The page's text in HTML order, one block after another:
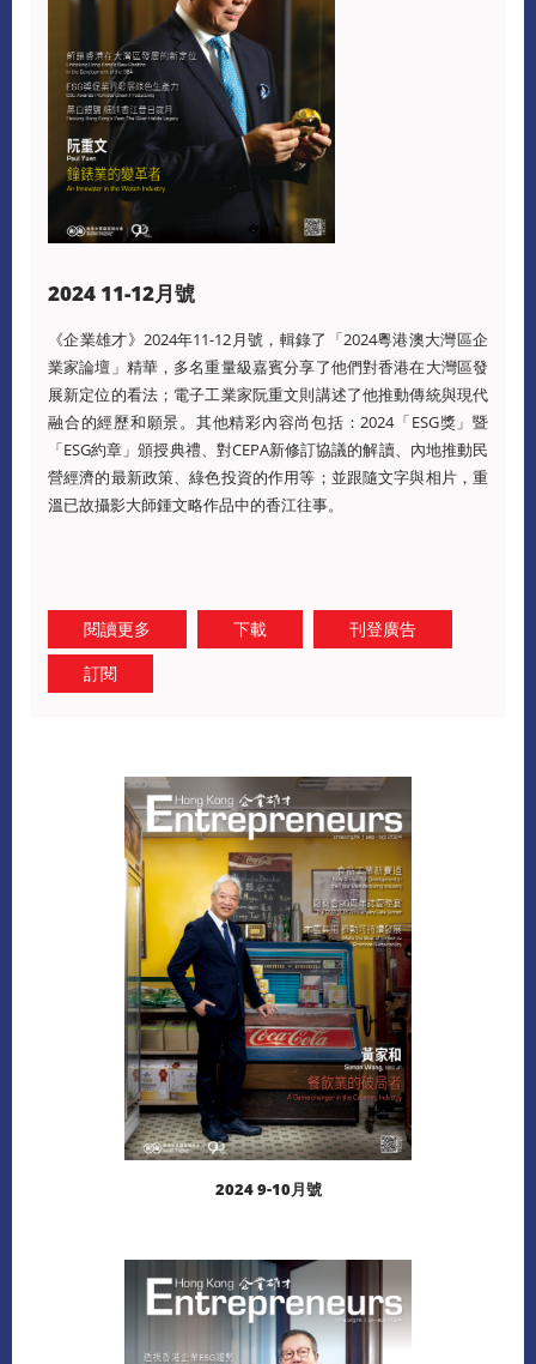
2024 11-12月號
《企業雄才》2024年11-12月號，輯錄了「2024粵港澳大灣區企
業家論壇」精華，多名重量級嘉賓分享了他們對香港在大灣區發
展新定位的看法；電子工業家阮重文則講述了他推動傳統與現代
融合的經歷和願景。其他精彩內容尚包括：2024「ESG獎」暨
「ESG約章」頒授典禮、對CEPA新修訂協議的解讀、內地推動民
營經濟的最新政策、綠色投資的作用等；並跟隨文字與相片，重
溫已故攝影大師鍾文略作品中的香江往事。
閱讀更多 下載
刊登廣告
訂閱
閱讀更多
2024 9-10月號